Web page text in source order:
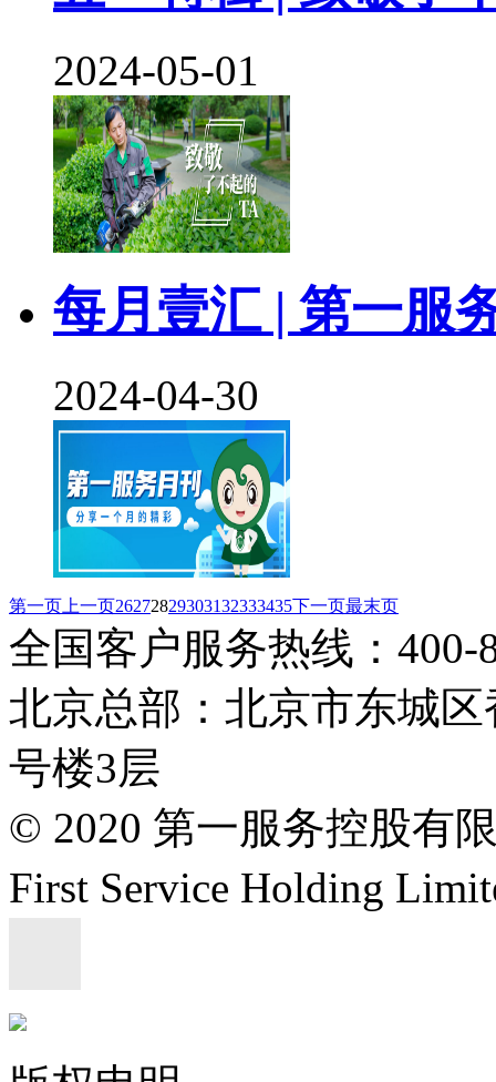
2024-05-01
每月壹汇 | 第一服
2024-04-30
第一页 上一页26272829303132333435下一页最末页
全国客户服务热线：400-
北京总部：北京市东城
号楼3层
© 2020 第一服务控股有
First Service Holding